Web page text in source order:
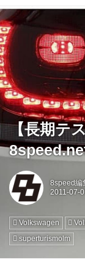
【長期テ
8speed編
Volkswagen
superturismolm